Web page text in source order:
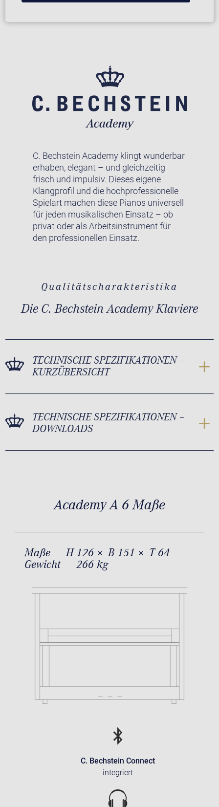
C. Bechstein Academy klingt wunderbar
erhaben, elegant – und gleichzeitig
frisch und impulsiv. Dieses eigene
Klangprofil und die hochprofessionelle
Spielart machen diese Pianos universell
für jeden musikalischen Einsatz – ob
privat oder als Arbeitsinstrument für
den professionellen Einsatz.
Qualitätscharakteristika
Die C. Bechstein Academy Klaviere
TECHNISCHE SPEZIFIKATIONEN –
KURZÜBERSICHT
TECHNISCHE SPEZIFIKATIONEN –
DOWNLOADS
Academy A 6 Maße
Maße
H 126 × B 151 × T 64
Gewicht
266 kg
C. Bechstein Connect
integriert